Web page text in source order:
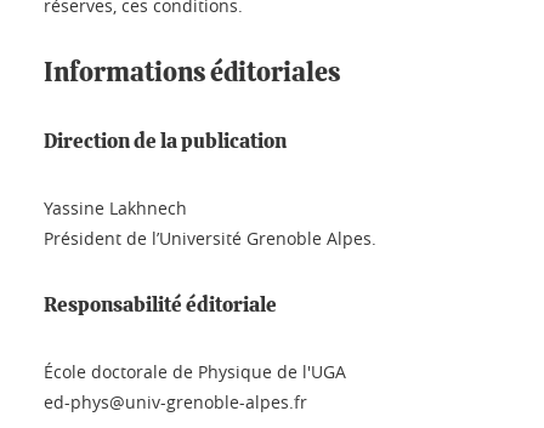
réserves, ces conditions.
Informations éditoriales
Direction de la publication
Yassine Lakhnech
Président de l’Université Grenoble Alpes.
Responsabilité éditoriale
École doctorale de Physique de l'UGA
ed-phys@univ-grenoble-alpes.fr